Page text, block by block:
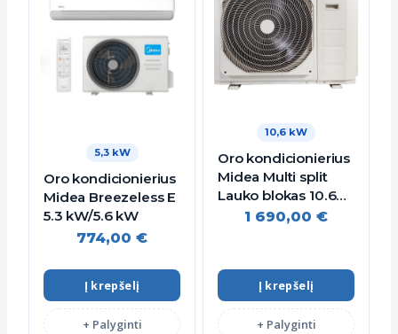
5,3 kW
Oro kondicionierius
Midea Breezeless E
5.3 kW/5.6 kW
774,00 €
Į krepšelį
+ Palyginti
10,6 kW
Oro kondicionierius
Midea Multi split
Lauko blokas 10.6
kW/11.2 kW
1 690,00 €
Į krepšelį
+ Palyginti